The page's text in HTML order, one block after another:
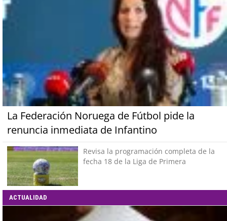
La Federación Noruega de Fútbol pide la
renuncia inmediata de Infantino
Revisa la programación completa de la
fecha 18 de la Liga de Primera
ACTUALIDAD